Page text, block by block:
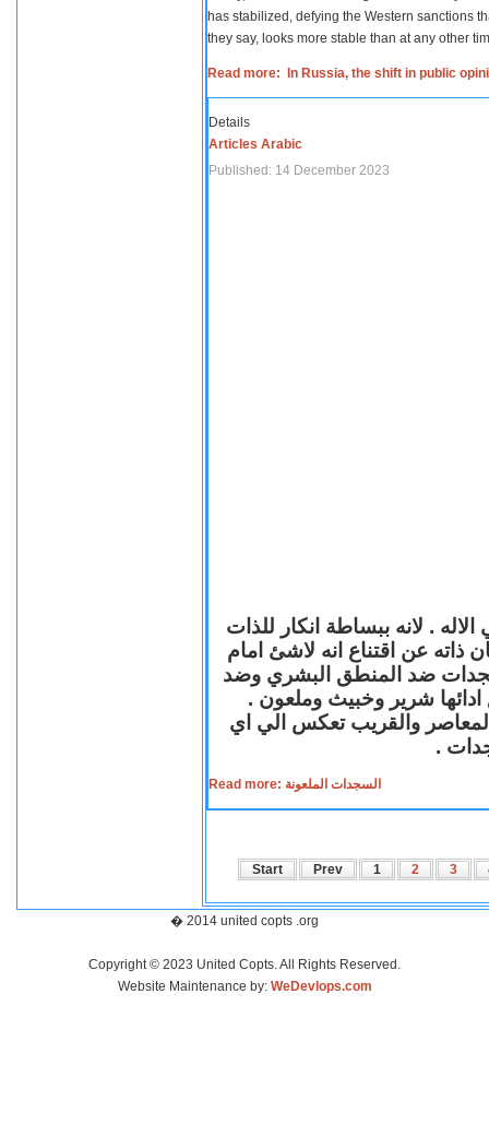
has stabilized, defying the Western sanctions
they say, looks more stable than at any other
Read more: In Russia, the shift in public
Details
Articles Arabic
Published: 14 December 2023
. لانه ببساطة انكار للذات
ذاته عن اقتناع انه لاشئ امام
ضد المنطق البشري وضد
ادائها شرير وخبيث وملعون .
المعاصر والقريب تعكس الي اي
.
Read more: السجدات الملعونة
Start Prev 1 2 3
� 2014 united copts .org
Copyright © 2023 United Copts. All Rights Reserved.
Website Maintenance by: WeDevlops.com